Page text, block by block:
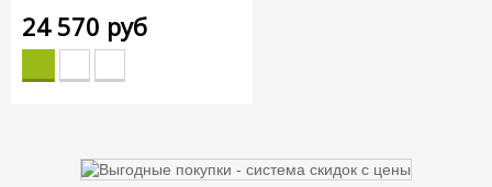
24 570 руб